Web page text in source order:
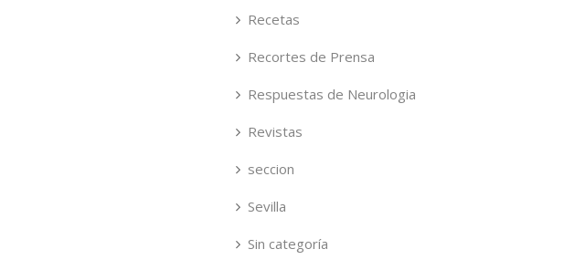
Recetas
Recortes de Prensa
Respuestas de Neurologia
Revistas
seccion
Sevilla
Sin categoría